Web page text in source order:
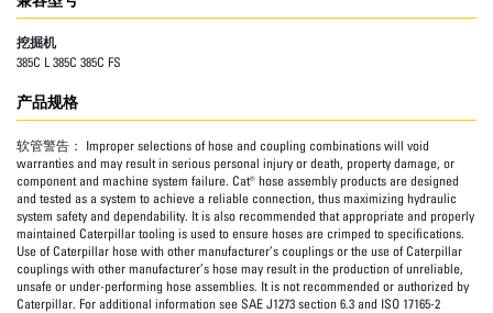
挖掘机
385C L 385C 385C FS
产品规格
软管警告： Improper selections of hose and coupling combinations will void
warranties and may result in serious personal injury or death, property damage, or
component and machine system failure. Cat® hose assembly products are designed
and tested as a system to achieve a reliable connection, thus maximizing hydraulic
system safety and dependability. It is also recommended that appropriate and properly
maintained Caterpillar tooling is used to ensure hoses are crimped to specifications.
Use of Caterpillar hose with other manufacturer’s couplings or the use of Caterpillar
couplings with other manufacturer’s hose may result in the production of unreliable,
unsafe or under-performing hose assemblies. It is not recommended or authorized by
Caterpillar. For additional information see SAE J1273 section 6.3 and ISO 17165-2